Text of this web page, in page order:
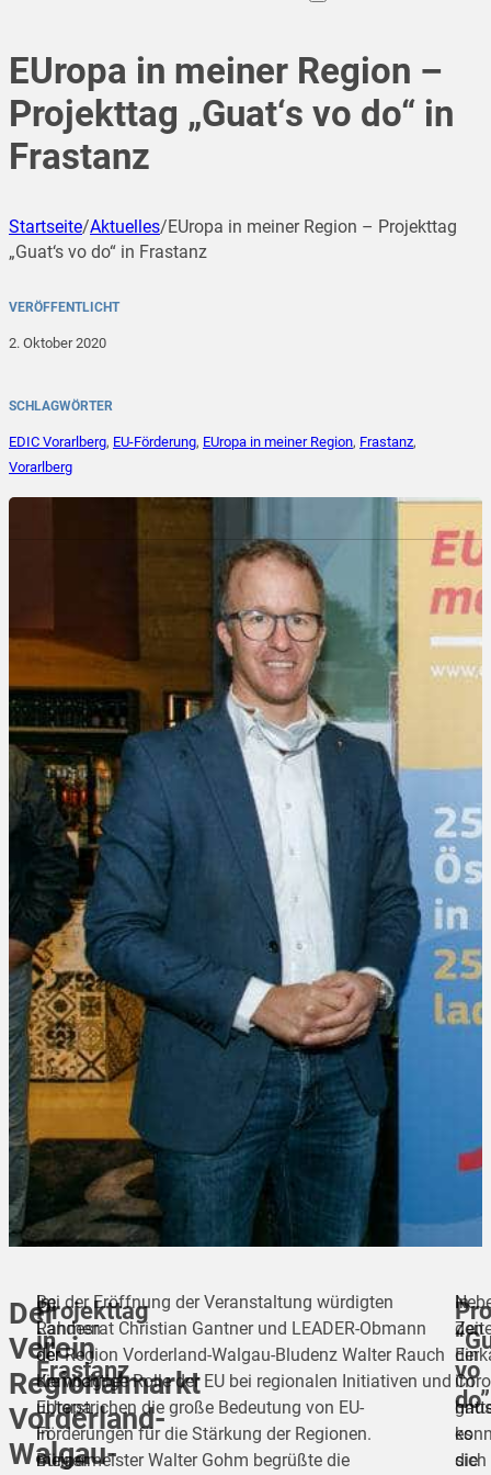
EUropa in meiner Region –
Projekttag „Guat‘s vo do“ in
Frastanz
Startseite/Aktuelles/EUropa in meiner Region – Projekttag
„Guat‘s vo do“ in Frastanz
VERÖFFENTLICHT
2. Oktober 2020
SCHLAGWÖRTER
EDIC Vorarlberg, EU-Förderung, EUropa in meiner Region, Frastanz,
Vorarlberg
Der
Verein
Regionalmarkt
Vorderland-
Walgau-
Im
Rahmen
der
Kampagne
EUropa
in
meiner
Projekttag
in
Frastanz
Bei der Eröffnung der Veranstaltung würdigten
Landesrat Christian Gantner und LEADER-Obmann
der Region Vorderland-Walgau-Bludenz Walter Rauch
die wichtige Rolle der EU bei regionalen Initiativen und
unterstrichen die große Bedeutung von EU-
Förderungen für die Stärkung der Regionen.
Bürgermeister Walter Gohm begrüßte die
den
im
sich
vo
do”
In
der
es
die